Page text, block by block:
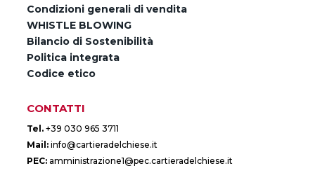
Condizioni generali di vendita
WHISTLE BLOWING
Bilancio di Sostenibilità
Politica integrata
Codice etico
CONTATTI
Tel. +39 030 965 3711
Mail: info@cartieradelchiese.it
PEC: amministrazione1@pec.cartieradelchiese.it